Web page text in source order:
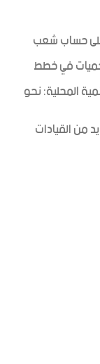
على حساب شعب
في خطط
المحلية: نحو
من القيادات